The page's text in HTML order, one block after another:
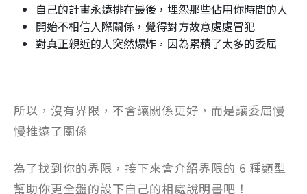
自己的計畫永遠排在最後，埋怨那些佔用你時間的人
開始不相信人際關係，覺得對方故意處處冒犯
對真正親近的人突然爆炸，因為累積了太多的委屈
所以，沒有界限，不會讓關係更好，而是讓委屈慢
慢推遠了關係
為了找到你的界限，接下來會介紹界限的 6 種類型
幫助你更全盤的設下自己的相處說明書吧！